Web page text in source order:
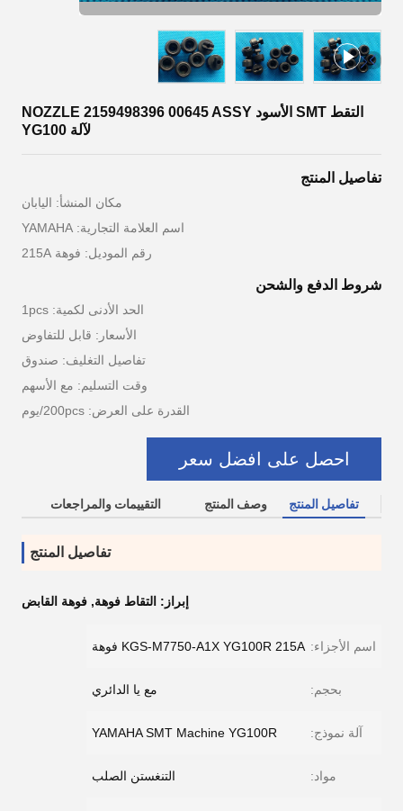
التقط SMT الأسود NOZZLE 2159498396 00645 ASSY
لآلة YG100
تفاصيل المنتج
مكان المنشأ: اليابان
اسم العلامة التجارية: YAMAHA
رقم الموديل: فوهة 215A
شروط الدفع والشحن
الحد الأدنى لكمية: 1pcs
الأسعار: قابل للتفاوض
تفاصيل التغليف: صندوق
وقت التسليم: مع الأسهم
القدرة على العرض: 200pcs/يوم
احصل على افضل سعر
تفاصيل المنتج وصف المنتج التقييمات والمراجعات
تفاصيل المنتج
إبراز: التقاط فوهة, فوهة القابض
اسم الأجزاء: KGS-M7750-A1X YG100R 215A فوهة
بحجم: مع يا الدائري
آلة نموذج: YAMAHA SMT Machine YG100R
مواد: التنغستن الصلب